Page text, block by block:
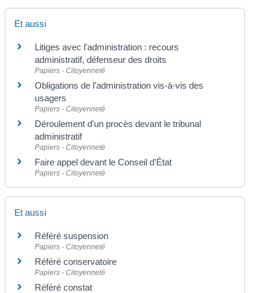
Et aussi
Litiges avec l'administration : recours
administratif, défenseur des droits
Papiers - Citoyenneté
Obligations de l'administration vis-à-vis des
usagers
Papiers - Citoyenneté
Déroulement d'un procès devant le tribunal
administratif
Papiers - Citoyenneté
Faire appel devant le Conseil d'État
Papiers - Citoyenneté
Et aussi
Référé suspension
Papiers - Citoyenneté
Référé conservatoire
Papiers - Citoyenneté
Référé constat